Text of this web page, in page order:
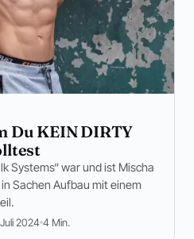
Du KEIN DIRTY
Systems“ war und ist Mischa
Sachen Aufbau mit einem
2024 4 Min.